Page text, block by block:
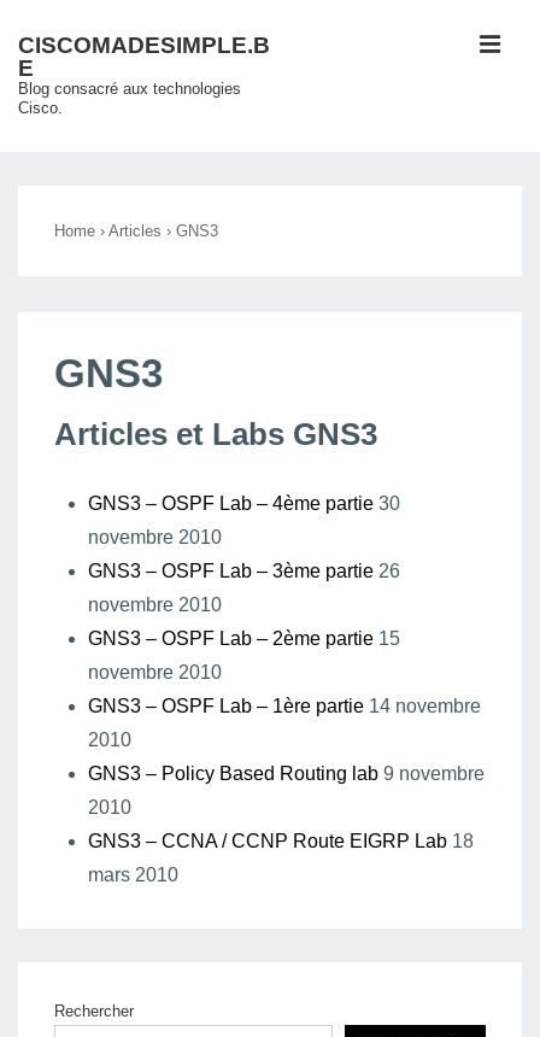
passer
au
contenu
CISCOMADESIMPLE.B
E
Blog consacré aux technologies
Cisco.
Home › Articles › GNS3
GNS3
Articles et Labs GNS3
GNS3 – OSPF Lab – 4ème partie 30
novembre 2010
GNS3 – OSPF Lab – 3ème partie 26
novembre 2010
GNS3 – OSPF Lab – 2ème partie 15
novembre 2010
GNS3 – OSPF Lab – 1ère partie 14 novembre
2010
GNS3 – Policy Based Routing lab 9 novembre
2010
GNS3 – CCNA / CCNP Route EIGRP Lab 18
mars 2010
Rechercher